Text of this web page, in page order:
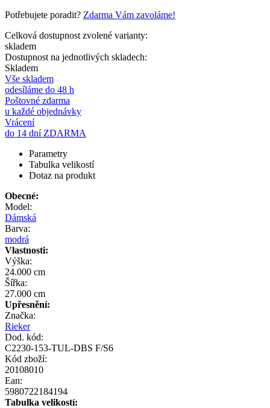
Potřebujete poradit? Zdarma Vám zavoláme!
Celková dostupnost zvolené varianty:
skladem
Dostupnost na jednotlivých skladech:
Skladem
Vše skladem
odesíláme do 48 h
Poštovné zdarma
u každé objednávky
Vrácení
do 14 dní ZDARMA
Parametry
Tabulka velikostí
Dotaz na produkt
Obecné:
Model:
Dámská
Barva:
modrá
Vlastnosti:
Výška:
24.000 cm
Šířka:
27.000 cm
Upřesnění:
Značka:
Rieker
Dod. kód:
C2230-153-TUL-DBS F/S6
Kód zboží:
20108010
Ean:
5980722184194
Tabulka velikostí: